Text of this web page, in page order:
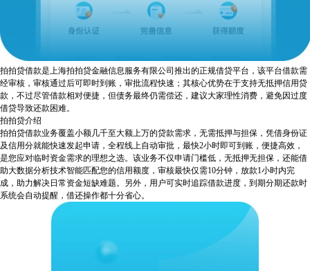
拍拍贷借款是上海拍拍贷金融信息服务有限公司推出的正规借贷平台，该平台借款需
经审核，审核通过后可即时到账，审批流程快速；其核心优势在于支持无抵押信用贷
款，不过尽管借款相对便捷，但债务最终仍需偿还，建议大家理性消费，避免因过度
借贷导致还款困难。
拍拍贷介绍
拍拍贷借款业务覆盖小额几千至大额上万的贷款需求，无需抵押与担保，凭借身份证
及信用分就能快速发起申请，全程线上自动审批，最快2小时即可到账，便捷高效，
是您应对临时资金需求的理想之选。该业务不仅申请门槛低，无抵押无担保，还能借
助大数据分析技术智能匹配您的信用额度，审核最快仅需10分钟，放款1小时内完
成，助力解决日常资金短缺难题。另外，用户可实时追踪借款进度，到期分期还款时
系统会自动提醒，借还操作都十分省心。